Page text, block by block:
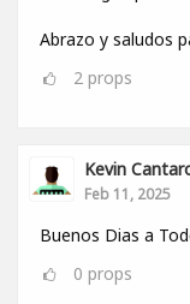
Abrazo y saludos
2 props
Kevin
Feb 11, 2025
Buenos Dias a
0 props